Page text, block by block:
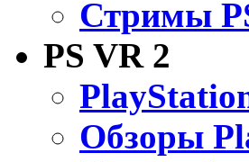
Стримы
PS VR 2
Обзоры